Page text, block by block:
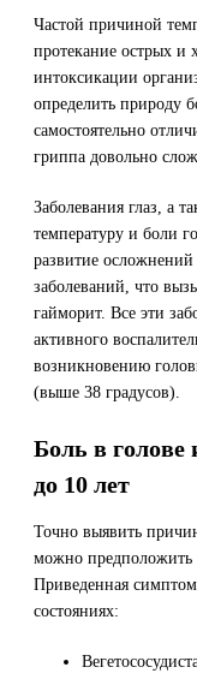
Частой причиной
протекание острых и
интоксикации
определить природу
самостоятельно
гриппа довольно
Заболевания глаз, а
температуру и боли
развитие
заболеваний, что
гайморит. Все эти
активного
возникновению
(выше 38 градусов).
Боль в голове
до 10 лет
Точно выявить
можно предположить
Приведенная
состояниях: